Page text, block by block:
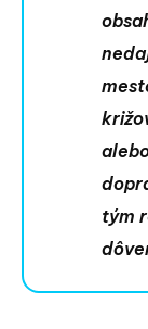
tým